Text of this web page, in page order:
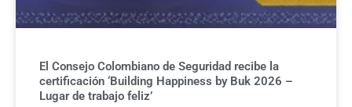
El Consejo Colombiano de Seguridad recibe la
certificación ‘Building Happiness by Buk 2026 –
Lugar de trabajo feliz’